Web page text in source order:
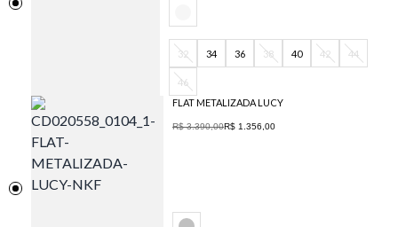
32 34 36 38 40 42 44
46
FLAT METALIZADA LUCY
R$ 3.390,00R$ 1.356,00